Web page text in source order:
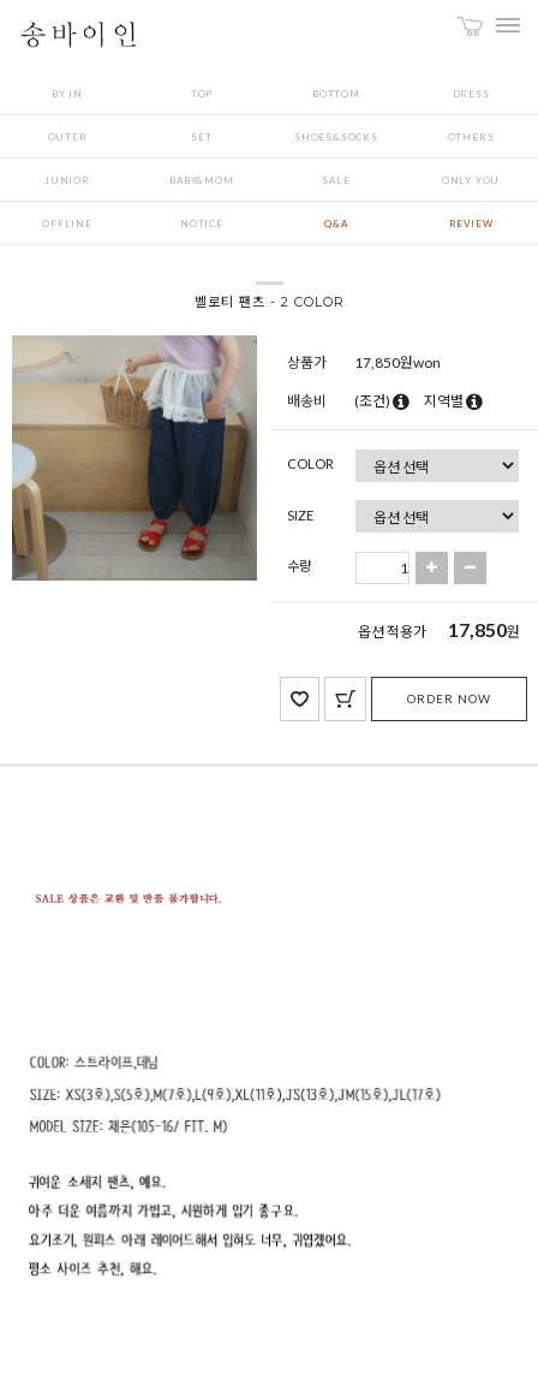
BY IN TOP BOTTOM DRESS
OUTER SET SHOES&SOCKS OTHERS
JUNIOR BABY&MOM SALE ONLY YOU
OFFLINE NOTICE Q&A REVIEW
벨로티 팬츠 - 2 COLOR
상품가 17,850원won
배송비 (조건) 지역별
COLOR
SIZE
수량
옵션 적용가 17,850원
ORDER NOW